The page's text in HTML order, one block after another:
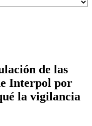
de las
Interpol por
la vigilancia